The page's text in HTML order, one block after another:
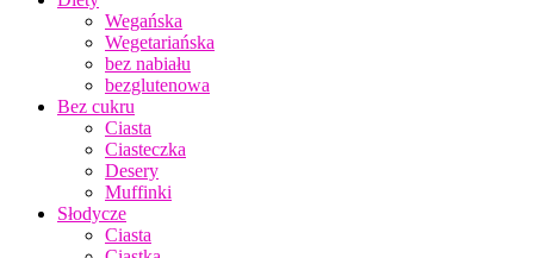
Wegańska
Wegetariańska
bez nabiału
bezglutenowa
Bez cukru
Ciasta
Ciasteczka
Desery
Muffinki
Słodycze
Ciasta